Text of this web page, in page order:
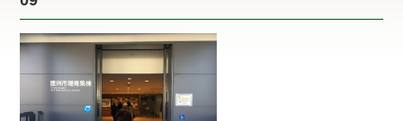
豊洲市場青果卸売協同組合丸中組合
丸本組合
店舗配置図